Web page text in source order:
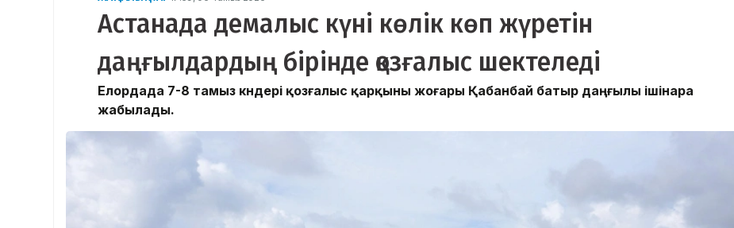
Астанада демалыс күні көлік көп жүретін
даңғылдардың бірінде қозғалыс шектеледі
Елордада 7-8 тамыз күндері қозғалыс қарқыны жоғары Қабанбай батыр даңғылы ішінара
жабылады.